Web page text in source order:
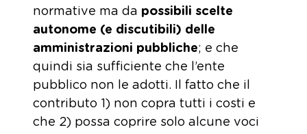
normative ma da possibili scelte
autonome (e discutibili) delle
amministrazioni pubbliche; e che
quindi sia sufficiente che l’ente
pubblico non le adotti. Il fatto che il
contributo 1) non copra tutti i costi e
che 2) possa coprire solo alcune voci